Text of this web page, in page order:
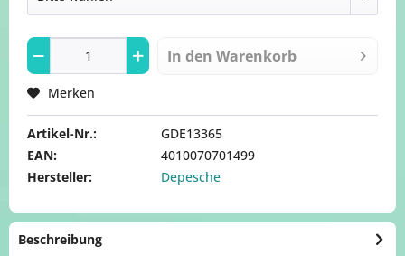
In den Warenkorb
Merken
Artikel-Nr.:
GDE13365
EAN:
4010070701499
Hersteller:
Depesche
Beschreibung